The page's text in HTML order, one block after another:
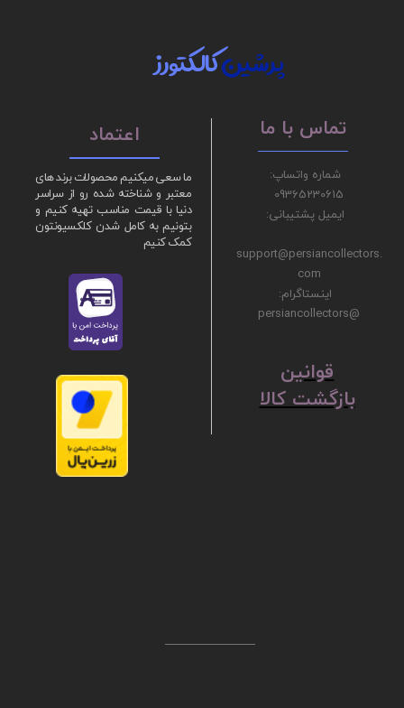
ما سعی میکنیم محصولات برند های
معتبر و شناخته شده رو از سراسر
دنیا با قیمت مناسب تهیه کنیم و
بتونیم به کامل شدن کلکسیونتون
کمک کنیم
پرشینکالکتورز
شماره واتساپ:
09365230615
ایمیل پشتیبانی:
support@persiancollectors.
com
اینستاگرام:
@persiancollectors
تماس با ما اعتماد
ق​​​​​​​وانین
بازگشت کالا